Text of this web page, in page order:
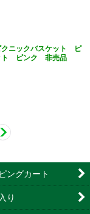
クニックバスケット ピ
ト ピンク 非売品
ングカート
り